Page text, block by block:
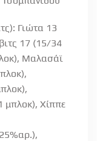
Γιώτα 13
17 (15/34
Μαλασάϊ
μπλοκ), Χίππε